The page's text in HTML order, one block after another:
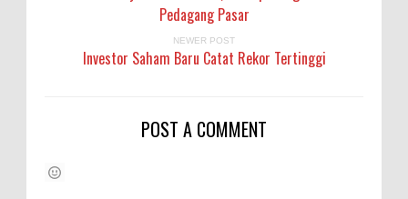
Pedagang Pasar
NEWER POST
Investor Saham Baru Catat Rekor Tertinggi
POST A COMMENT